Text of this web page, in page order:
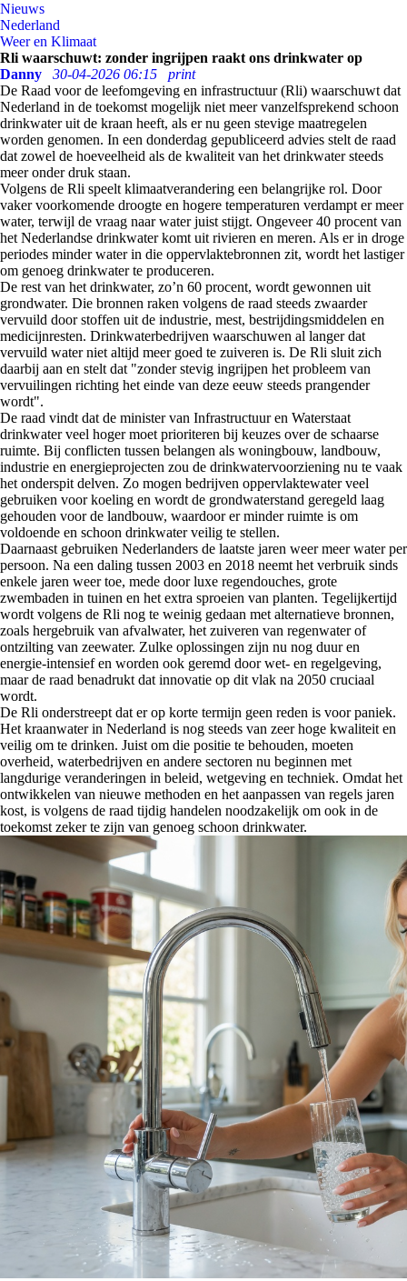
Nieuws
Nederland
Weer en Klimaat
Rli waarschuwt: zonder ingrijpen raakt ons drinkwater op
Danny
30-04-2026 06:15
print
De Raad voor de leefomgeving en infrastructuur (Rli) waarschuwt dat
Nederland in de toekomst mogelijk niet meer vanzelfsprekend schoon
drinkwater uit de kraan heeft, als er nu geen stevige maatregelen
worden genomen. In een donderdag gepubliceerd advies stelt de raad
dat zowel de hoeveelheid als de kwaliteit van het drinkwater steeds
meer onder druk staan.
Volgens de Rli speelt klimaatverandering een belangrijke rol. Door
vaker voorkomende droogte en hogere temperaturen verdampt er meer
water, terwijl de vraag naar water juist stijgt. Ongeveer 40 procent van
het Nederlandse drinkwater komt uit rivieren en meren. Als er in droge
periodes minder water in die oppervlaktebronnen zit, wordt het lastiger
om genoeg drinkwater te produceren.
De rest van het drinkwater, zo’n 60 procent, wordt gewonnen uit
grondwater. Die bronnen raken volgens de raad steeds zwaarder
vervuild door stoffen uit de industrie, mest, bestrijdingsmiddelen en
medicijnresten. Drinkwaterbedrijven waarschuwen al langer dat
vervuild water niet altijd meer goed te zuiveren is. De Rli sluit zich
daarbij aan en stelt dat "zonder stevig ingrijpen het probleem van
vervuilingen richting het einde van deze eeuw steeds prangender
wordt".
De raad vindt dat de minister van Infrastructuur en Waterstaat
drinkwater veel hoger moet prioriteren bij keuzes over de schaarse
ruimte. Bij conflicten tussen belangen als woningbouw, landbouw,
industrie en energieprojecten zou de drinkwatervoorziening nu te vaak
het onderspit delven. Zo mogen bedrijven oppervlaktewater veel
gebruiken voor koeling en wordt de grondwaterstand geregeld laag
gehouden voor de landbouw, waardoor er minder ruimte is om
voldoende en schoon drinkwater veilig te stellen.
Daarnaast gebruiken Nederlanders de laatste jaren weer meer water per
persoon. Na een daling tussen 2003 en 2018 neemt het verbruik sinds
enkele jaren weer toe, mede door luxe regendouches, grote
zwembaden in tuinen en het extra sproeien van planten. Tegelijkertijd
wordt volgens de Rli nog te weinig gedaan met alternatieve bronnen,
zoals hergebruik van afvalwater, het zuiveren van regenwater of
ontzilting van zeewater. Zulke oplossingen zijn nu nog duur en
energie-intensief en worden ook geremd door wet- en regelgeving,
maar de raad benadrukt dat innovatie op dit vlak na 2050 cruciaal
wordt.
De Rli onderstreept dat er op korte termijn geen reden is voor paniek.
Het kraanwater in Nederland is nog steeds van zeer hoge kwaliteit en
veilig om te drinken. Juist om die positie te behouden, moeten
overheid, waterbedrijven en andere sectoren nu beginnen met
langdurige veranderingen in beleid, wetgeving en techniek. Omdat het
ontwikkelen van nieuwe methoden en het aanpassen van regels jaren
kost, is volgens de raad tijdig handelen noodzakelijk om ook in de
toekomst zeker te zijn van genoeg schoon drinkwater.